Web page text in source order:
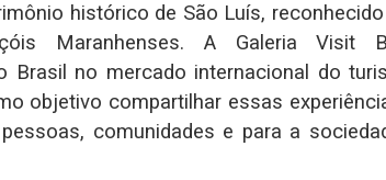
histórico de São Luís,
Maranhenses. A Galeria Visit
Brasil no mercado internacional do
objetivo compartilhar essas
comunidades e para a